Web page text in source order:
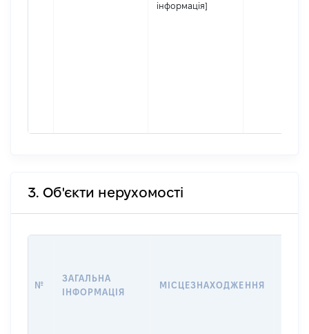
інформація]
3. Об'єкти нерухомості
№
ЗАГАЛЬНА
ІНФОРМАЦІЯ
МІСЦЕЗНАХОДЖЕННЯ